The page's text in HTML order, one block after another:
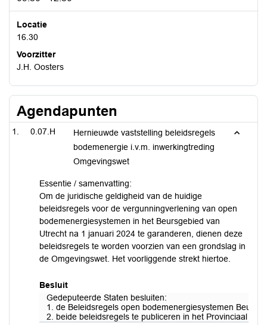
Locatie
16.30
Voorzitter
J.H. Oosters
Agendapunten
0.07.H
Hernieuwde vaststelling beleidsregels
bodemenergie i.v.m. inwerkingtreding
Omgevingswet
Essentie / samenvatting:
Om de juridische geldigheid van de huidige
beleidsregels voor de vergunningverlening van open
bodemenergiesystemen in het Beursgebied van
Utrecht na 1 januari 2024 te garanderen, dienen deze
beleidsregels te worden voorzien van een grondslag in
de Omgevingswet. Het voorliggende strekt hiertoe.
Besluit
Gedeputeerde Staten besluiten:
1. de Beleidsregels open bodemenergiesystemen
2. beide beleidsregels te publiceren in het Provinciaal